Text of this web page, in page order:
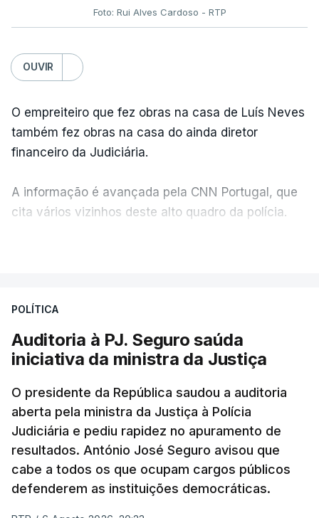
Foto: Rui Alves Cardoso - RTP
OUVIR
O empreiteiro que fez obras na casa de Luís Neves
também fez obras na casa do ainda diretor
financeiro da Judiciária.
A informação é avançada pela CNN Portugal, que
cita vários vizinhos deste alto quadro da polícia.
apreendido numa operação de droga.
POLÍTICA
Auditoria à PJ. Seguro saúda
iniciativa da ministra da Justiça
O presidente da República saudou a auditoria
aberta pela ministra da Justiça à Polícia
Judiciária e pediu rapidez no apuramento de
resultados. António José Seguro avisou que
cabe a todos os que ocupam cargos públicos
defenderem as instituições democráticas.